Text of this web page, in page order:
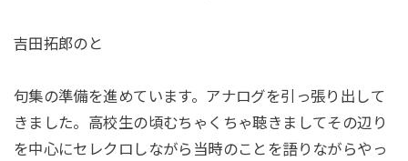
吉田拓郎のと
句集の準備を進めています。アナログを引っ張り出して
きました。高校生の頃むちゃくちゃ聴きましてその辺り
を中心にセレクロしながら当時のことを語りながらやっ